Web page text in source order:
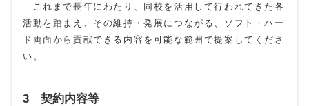
これまで長年にわたり、同校を活用して行われてきた各
活動を踏まえ、その維持・発展につながる、ソフト・ハー
ド両面から貢献できる内容を可能な範囲で提案してくださ
い。
3 契約内容等